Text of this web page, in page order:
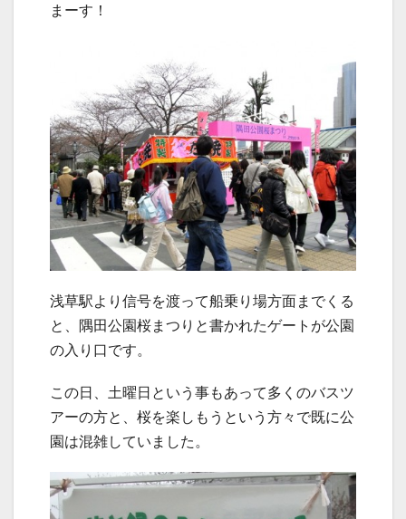
まーす！
浅草駅より信号を渡って船乗り場方面までくる
と、隅田公園桜まつりと書かれたゲートが公園
の入り口です。
この日、土曜日という事もあって多くのバスツ
アーの方と、桜を楽しもうという方々で既に公
園は混雑していました。